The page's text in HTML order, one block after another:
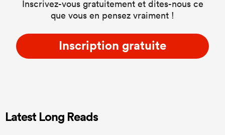
Inscrivez-vous gratuitement et dites-nous ce
que vous en pensez vraiment !
Inscription gratuite
Latest Long Reads